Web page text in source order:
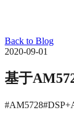
Back to Blog
2020-09-01
基于
#AM5728